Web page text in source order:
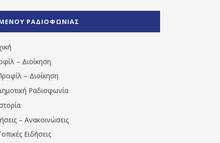
1531194763766854/" artist="" ]
ΡΑΔΙΟΦΩΝΙΑΣ
– Διοίκηση
– Διοίκηση
Ραδιοφωνία
– Ανακοινώσεις
Ειδήσεις